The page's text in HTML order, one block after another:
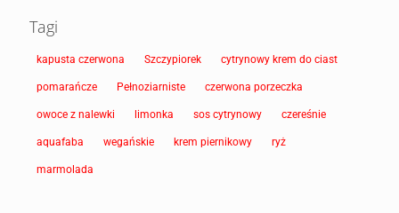
Tagi
kapusta czerwona Szczypiorek cytrynowy krem do ciast
pomarańcze Pełnoziarniste czerwona porzeczka
owoce z nalewki limonka sos cytrynowy czereśnie
aquafaba wegańskie krem piernikowy ryż
marmolada